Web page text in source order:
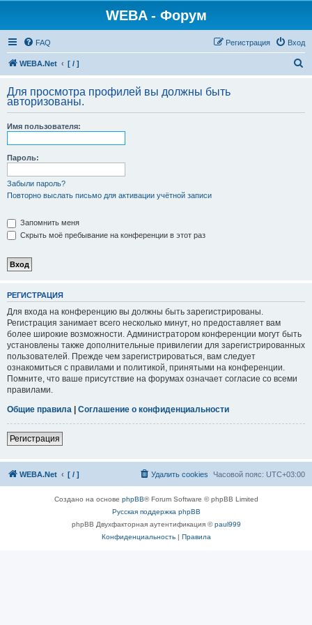
WEBA - Форум
FAQ Вход
Регистрация
WEBA.Net [ / ]
с
Для просмотра профилей вы должны быть
авторизованы.
Имя пользователя:
Пароль:
Забыли пароль?
Повторно выслать письмо для активации учётной записи
Запомнить меня
Скрыть моё пребывание на конференции в этот раз
РЕГИСТРАЦИЯ
Для входа на конференцию вы должны быть зарегистрированы.
Регистрация занимает всего несколько минут, но предоставляет вам
более широкие возможности. Администратором конференции могут быть
установлены также дополнительные привилегии для зарегистрированных
пользователей. Прежде чем зарегистрироваться, вам следует
ознакомиться с правилами и политикой, принятыми на конференции.
Помните, что ваше присутствие на форумах означает согласие со всеми
правилами.
Общие правила | Соглашение о конфиденциальности
Регистрация
WEBA.Net [ / ] Часовой пояс: UTC+03:00
Удалить cookies
Создано на основе phpBB® Forum Software © phpBB Limited
Русская поддержка phpBB
phpBB Двухфакторная аутентификация ©paul999
Конфиденциальность| Правила